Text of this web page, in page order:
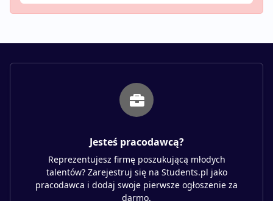
Jesteś pracodawcą?
Reprezentujesz firmę poszukującą młodych
talentów? Zarejestruj się na Students.pl jako
pracodawca i dodaj swoje pierwsze ogłoszenie za
darmo.